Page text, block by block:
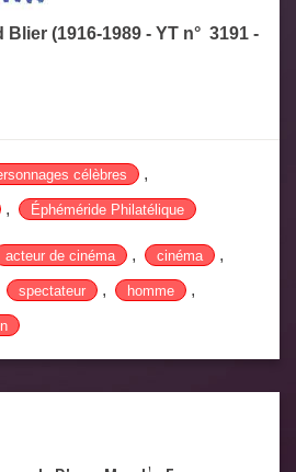
(1916-1989 - YT n° 3191 -
célèbres ,
, Éphéméride Philatélique
acteur de cinéma , cinéma ,
spectateur , homme ,